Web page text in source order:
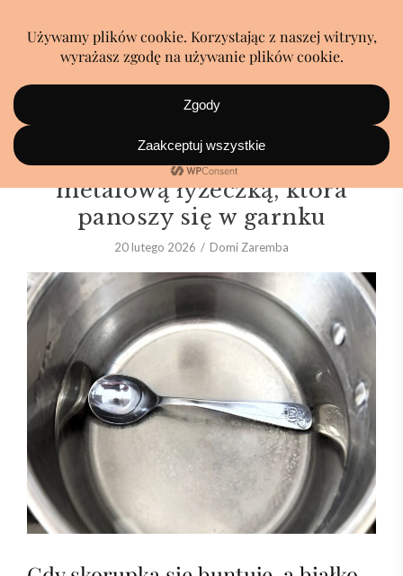
Tego jeszcze nie było! Trik z
metalową łyżeczką, która
panoszy się w garnku
20 lutego 2026 Domi Zaremba